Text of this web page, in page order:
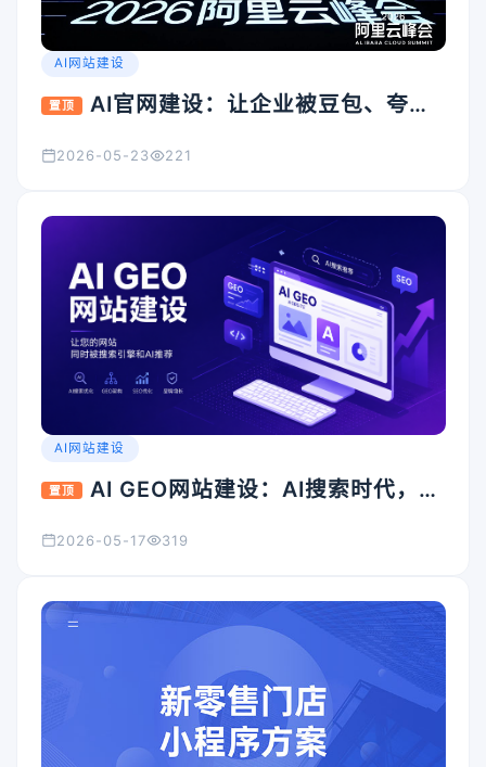
AI网站建设
置顶
AI官网建设：让企业被豆包、夸
2026-05-23 221
AI网站建设
置顶
AI GEO网站建设：AI搜索时代，企
2026-05-17 319